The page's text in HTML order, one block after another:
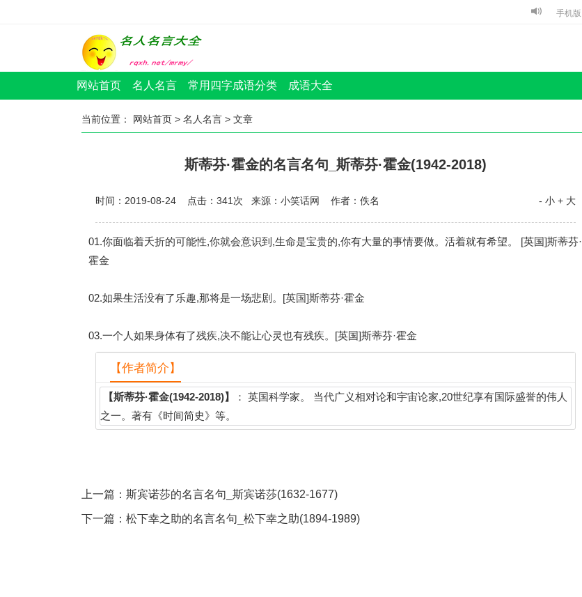
手机版
网站首页 名人名言 常用四字成语分类 成语大全
当前位置： 网站首页 > 名人名言 > 文章
斯蒂芬·霍金的名言名句_斯蒂芬·霍金(1942-2018)
时间：2019-08-24 点击： 341 次 来源：小笑话网 作者：佚名 - 小 + 大
01.你面临着夭折的可能性,你就会意识到,生命是宝贵的,你有大量的事情要做。活着就有希望。 [英国]斯蒂芬·
霍金
02.如果生活没有了乐趣,那将是一场悲剧。[英国]斯蒂芬·霍金
03.一个人如果身体有了残疾,决不能让心灵也有残疾。[英国]斯蒂芬·霍金
【作者简介】
【斯蒂芬·霍金(1942-2018)】
： 英国科学家。 当代广义相对论和宇宙论家,20世纪享有国际盛誉的伟人
之一。著有《时间简史》等。
上一篇： 斯宾诺莎的名言名句_斯宾诺莎(1632-1677)
下一篇： 松下幸之助的名言名句_松下幸之助(1894-1989)